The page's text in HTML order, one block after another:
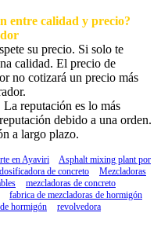
entre calidad y precio?
su precio. Si solo te
calidad. El precio de
no cotizará un precio más
reputación es lo más
debido a una orden.
a largo plazo.
en Ayaviri
Asphalt mixing plant por
de concreto
Mezcladoras
mezcladoras de concreto
fabrica de mezcladoras de hormigón
hormigón
revolvedora